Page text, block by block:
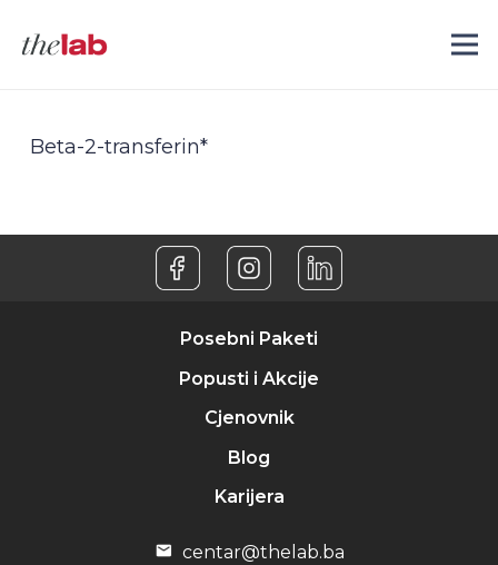
Beta-2-transferin*
Posebni Paketi
Popusti i Akcije
Cjenovnik
Blog
Karijera
centar@thelab.ba